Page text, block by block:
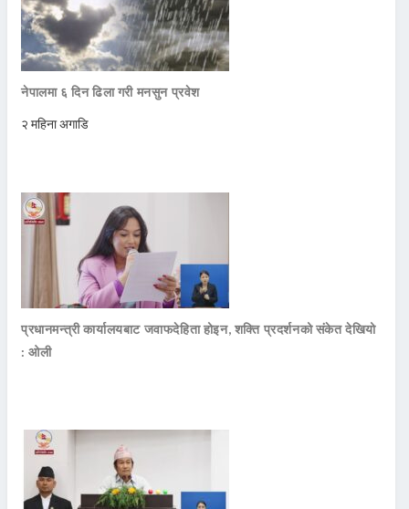
नेपालमा ६ दिन ढिला गरी मनसुन प्रवेश
२ महिना अगाडि
प्रधानमन्त्री कार्यालयबाट जवाफदेहिता होइन, शक्ति प्रदर्शनको संकेत देखियो
: ओली